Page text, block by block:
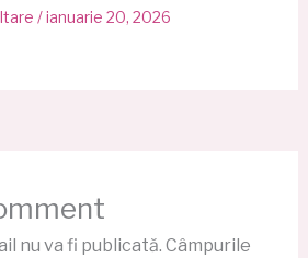
/ianuarie 20, 2026
nu va fi publicată. Câmpurile